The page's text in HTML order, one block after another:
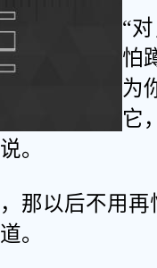
“
怕
为
它
。
那以后不用
。